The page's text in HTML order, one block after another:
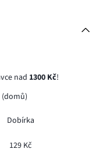
nad 1300 Kč!
(domů)
Dobírka
129 Kč